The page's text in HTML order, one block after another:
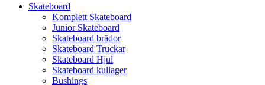
Skateboard
Komplett Skateboard
Junior Skateboard
Skateboard brädor
Skateboard Truckar
Skateboard Hjul
Skateboard kullager
Bushings